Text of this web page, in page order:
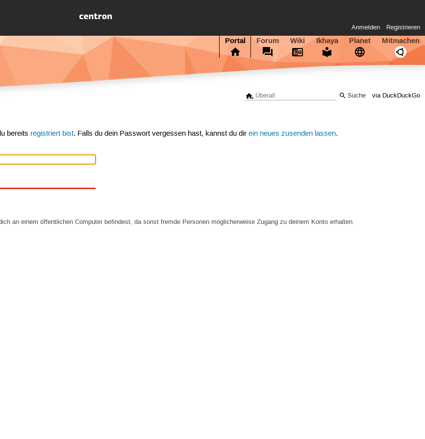
Anmelden Registrieren
Portal Forum Wiki Ikhaya Planet Mitmachen
via DuckDuckGo
bereits registriert bist. Falls du dein Passwort vergessen hast, kannst du direin neues zusenden lassen.
an einem öffentlichen Computer befindest, da sonst fremde Personen möglicherweise Zugang zu deinem Konto erhalten.